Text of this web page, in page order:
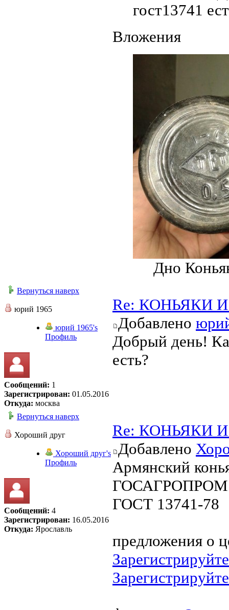
гост13741
Вложения
Дно
Вернуться наверх
юрий 1965
юрий 1965's
Профиль
Сообщений: 1
Зарегистрирован: 01.05.2016
Откуда: москва
Re: КОНЬЯКИ И
Добавлено
Добрый день!
есть?
Вернуться наверх
Хороший друг
Хороший друг's
Профиль
Сообщений: 4
Зарегистрирован: 16.05.2016
Откуда: Ярославль
Re: КОНЬЯКИ И
Добавлено
Армянский
ГОСАГРОПРОМ
ГОСТ 13741-78
предложения о